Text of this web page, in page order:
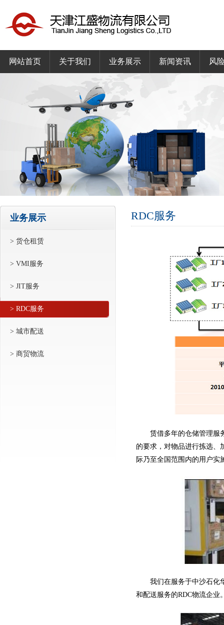
网站首页 关于我们 业务展示 新闻资讯 风
业务展示
> 货仓租赁
> VMI服务
> JIT服务
> RDC服务
> 城市配送
> 商贸物流
RDC服务
赁借多年的仓储管理服
的要求，对物品进行拣选、
际乃至全国范围内的用户实
我们在服务于中沙石化
和配送服务的RDC物流企业